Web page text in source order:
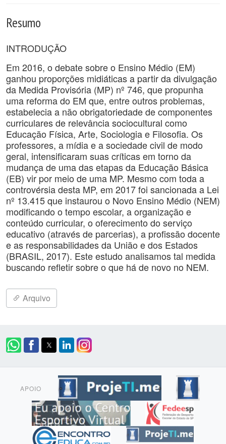
Resumo
INTRODUÇÃO
Em 2016, o debate sobre o Ensino Médio (EM)
ganhou proporções midiáticas a partir da divulgação
da Medida Provisória (MP) nº 746, que propunha
uma reforma do EM que, entre outros problemas,
estabelecia a não obrigatoriedade de componentes
curriculares de relevância sociocultural como
Educação Física, Arte, Sociologia e Filosofia. Os
professores, a mídia e a sociedade civil de modo
geral, intensificaram suas críticas em torno da
mudança de uma das etapas da Educação Básica
(EB) vir por meio de uma MP. Mesmo com toda a
controvérsia desta MP, em 2017 foi sancionada a Lei
nº 13.415 que instaurou o Novo Ensino Médio (NEM)
modificando o tempo escolar, a organização e
conteúdo curricular, o oferecimento do serviço
educativo (através de parcerias), a profissão docente
e as responsabilidades da União e dos Estados
(BRASIL, 2017). Este estudo analisamos tal medida
buscando refletir sobre o que há de novo no NEM.
Arquivo
APOIO